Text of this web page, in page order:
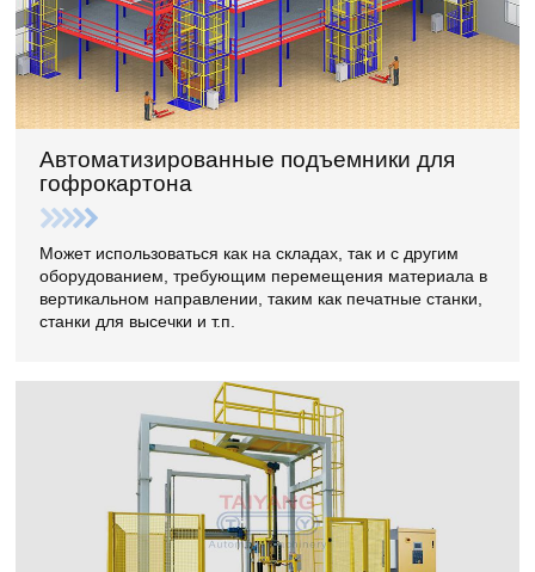
Автоматизированные подъемники для
гофрокартона
Может использоваться как на складах, так и с другим
оборудованием, требующим перемещения материала в
вертикальном направлении, таким как печатные станки,
станки для высечки и т.п.